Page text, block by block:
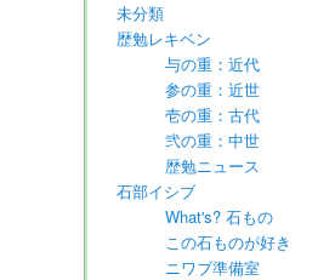
未分類
歴勉レキベン
与の重：近代
参の重：近世
壱の重：古代
弐の重：中世
歴勉ニュース
石部イシブ
What's? 石もの
この石ものが好き
ニワブ準備室